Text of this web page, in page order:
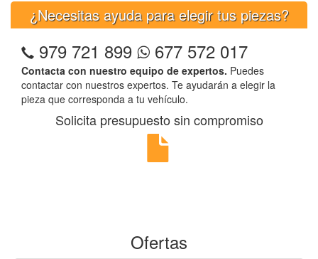
¿Necesitas ayuda para elegir tus piezas?
979 721 899 677 572 017
Contacta con nuestro equipo de expertos. Puedes
contactar con nuestros expertos. Te ayudarán a elegir la
pieza que corresponda a tu vehículo.
Solicita presupuesto sin compromiso
Ofertas